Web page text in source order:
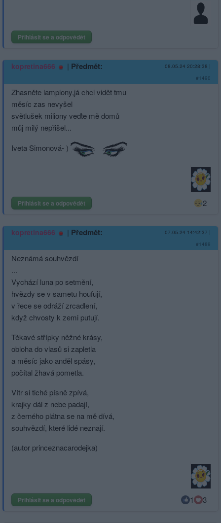
Přihlásit se a odpovědět
kopretina666 | Předmět: 08.05.24 20:28:38 |
#1490
Zhasněte lampiony,já chci vidět tmu
měsíc zas nevyšel
světlušek miliony veďte mě domů
můj milý nepřišel...
Iveta Simonová- )
Přihlásit se a odpovědět 2
kopretina666 | Předmět: 07.05.24 14:42:37 |
#1489
Neznámá souhvězdí
...
Vychází luna po setmění,
hvězdy se v sametu houfují,
v řece se odráží zrcadlení,
když chvosty k zemi putují.
Těkavé střípky něžné krásy,
obloha do vlasů si zapletla
a měsíc jako anděl spásy,
počítal žhavá pometla.
Vítr si tiché písně zpívá,
krajky dál z nebe padají,
z černého plátna se na mě dívá,
souhvězdí, které lidé neznají.
(autor princeznacarodejka)
Přihlásit se a odpovědět 1 3